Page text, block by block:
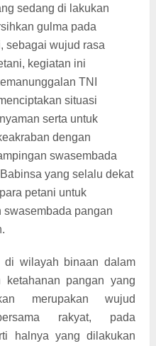
sedang di lakukan
gulma pada
sebagai wujud rasa
kegiatan ini
TNI
situasi
serta untuk
dengan
swasembada
yang selalu dekat
petani untuk
swasembada pangan
di wilayah binaan dalam
ketahanan pangan yang
merupakan wujud
rakyat, pada
halnya yang dilakukan